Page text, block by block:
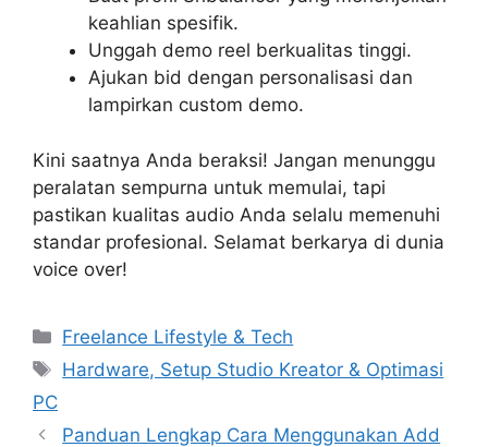
keahlian spesifik.
Unggah demo reel berkualitas tinggi.
Ajukan bid dengan personalisasi dan
lampirkan custom demo.
Kini saatnya Anda beraksi! Jangan menunggu
peralatan sempurna untuk memulai, tapi
pastikan kualitas audio Anda selalu memenuhi
standar profesional. Selamat berkarya di dunia
voice over!
Categories
Freelance Lifestyle & Tech
Tags
Hardware, Setup Studio Kreator & Optimasi
PC
Panduan Lengkap Cara Menggunakan Add